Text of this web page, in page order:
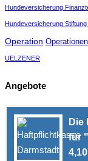
Hundeversicherung
Hundeversicherung
Operation Operationen
UELZENER
Angebote
Die
für